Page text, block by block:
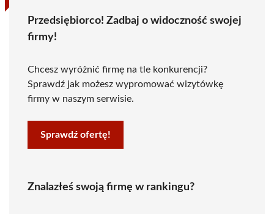
Przedsiębiorco! Zadbaj o widoczność swojej
firmy!
Chcesz wyróżnić firmę na tle konkurencji?
Sprawdź jak możesz wypromować wizytówkę
firmy w naszym serwisie.
Sprawdź ofertę!
Znalazłeś swoją firmę w rankingu?